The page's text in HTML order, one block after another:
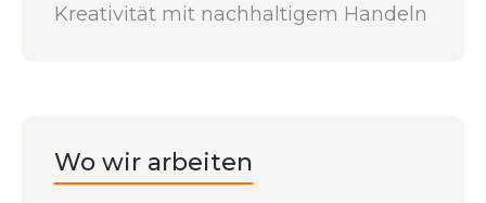
Kreativität mit nachhaltigem Handeln
Wo wir arbeiten